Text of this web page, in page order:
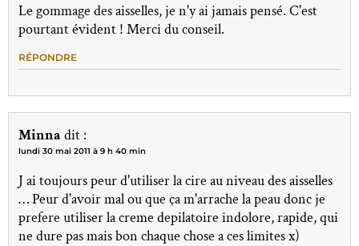
Le gommage des aisselles, je n'y ai jamais pensé. C'est
pourtant évident ! Merci du conseil.
RÉPONDRE
Minna dit :
lundi 30 mai 2011 à 9 h 40 min
J ai toujours peur d'utiliser la cire au niveau des aisselles
… Peur d'avoir mal ou que ça m'arrache la peau donc je
prefere utiliser la creme depilatoire indolore, rapide, qui
ne dure pas mais bon chaque chose a ces limites x)